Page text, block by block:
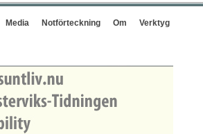
Media Notförteckning Om Verktyg